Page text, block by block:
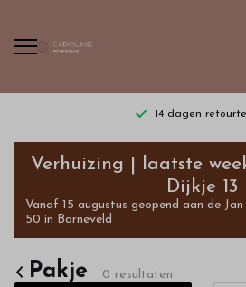
14 dagen
Pakje
Bestel
kinderkleding
Verhuizing | laatste
Dijkje 13
Vanaf 15 augustus geopend aan de
50 in Barneveld
Pakje 0 resultaten